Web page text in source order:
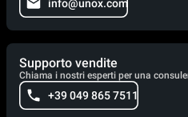
info@unox.com
Supporto vendite
Chiama i nostri esperti per una
+39 049 865 7511